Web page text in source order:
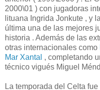
2000\01 ) con jugadoras
lituana Ingrida Jonkute , y
última una de las mejores
historia . Además de las
otras internacionales como
Mar Xantal , completando
técnico vigués Miguel
La temporada del Celta